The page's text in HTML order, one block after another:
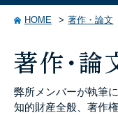
HOME 著作・論文
弊所メンバーが執筆
知的財産全般、著作